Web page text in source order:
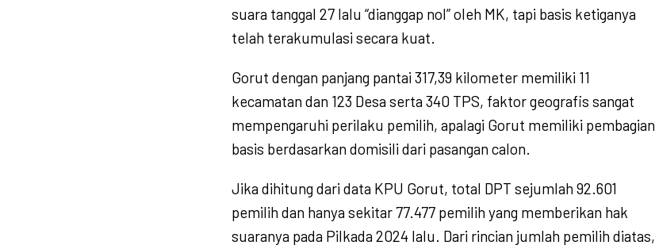
suara tanggal 27 lalu “dianggap nol” oleh MK, tapi basis ketiganya
telah terakumulasi secara kuat.
Gorut dengan panjang pantai 317,39 kilometer memiliki 11
kecamatan dan 123 Desa serta 340 TPS, faktor geografis sangat
mempengaruhi perilaku pemilih, apalagi Gorut memiliki pembagian
basis berdasarkan domisili dari pasangan calon.
Jika dihitung dari data KPU Gorut, total DPT sejumlah 92.601
pemilih dan hanya sekitar 77.477 pemilih yang memberikan hak
suaranya pada Pilkada 2024 lalu. Dari rincian jumlah pemilih diatas,